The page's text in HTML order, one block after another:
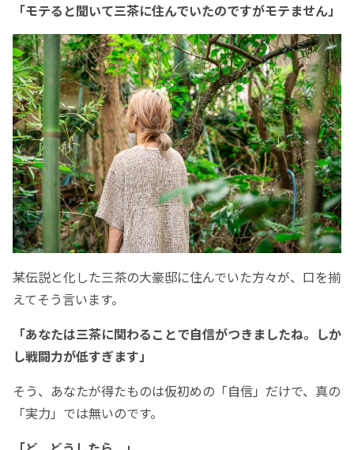
「モテると聞いて三茶に住んでいたのですがモテません」
某伝説と化した三茶の大豪邸に住んでいた方々が、口を揃
えてそう言います。
「あなたは三茶に関わることで自信がつきましたね。しか
し戦闘力が低すぎます」
そう、あなたが得たものは仮初めの「自信」だけで、真の
「実力」では無いのです。